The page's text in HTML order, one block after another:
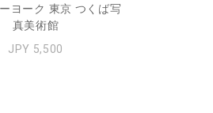
ヨーク 東京 つくば写
真美術館
JPY 5,500